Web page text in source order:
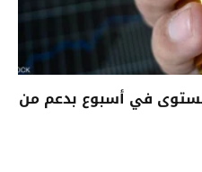
في أسبوع بدعم من